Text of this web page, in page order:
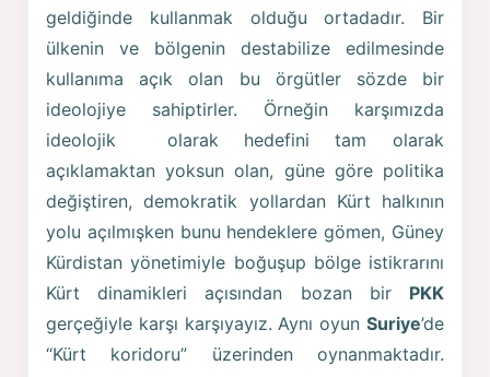
geldiğinde kullanmak olduğu ortadadır. Bir
ülkenin ve bölgenin destabilize edilmesinde
kullanıma açık olan bu örgütler sözde bir
ideolojiye sahiptirler. Örneğin karşımızda
ideolojik olarak hedefini tam olarak
açıklamaktan yoksun olan, güne göre politika
değiştiren, demokratik yollardan Kürt halkının
yolu açılmışken bunu hendeklere gömen, Güney
Kürdistan yönetimiyle boğuşup bölge istikrarını
Kürt dinamikleri açısından bozan bir PKK
gerçeğiyle karşı karşıyayız. Aynı oyun Suriye’de
“Kürt koridoru” üzerinden oynanmaktadır.